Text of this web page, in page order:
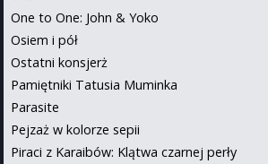
One to One: John & Yoko
Osiem i pół
Ostatni konsjerż
Pamiętniki Tatusia Muminka
Parasite
Pejzaż w kolorze sepii
Piraci z Karaibów: Klątwa czarnej perły